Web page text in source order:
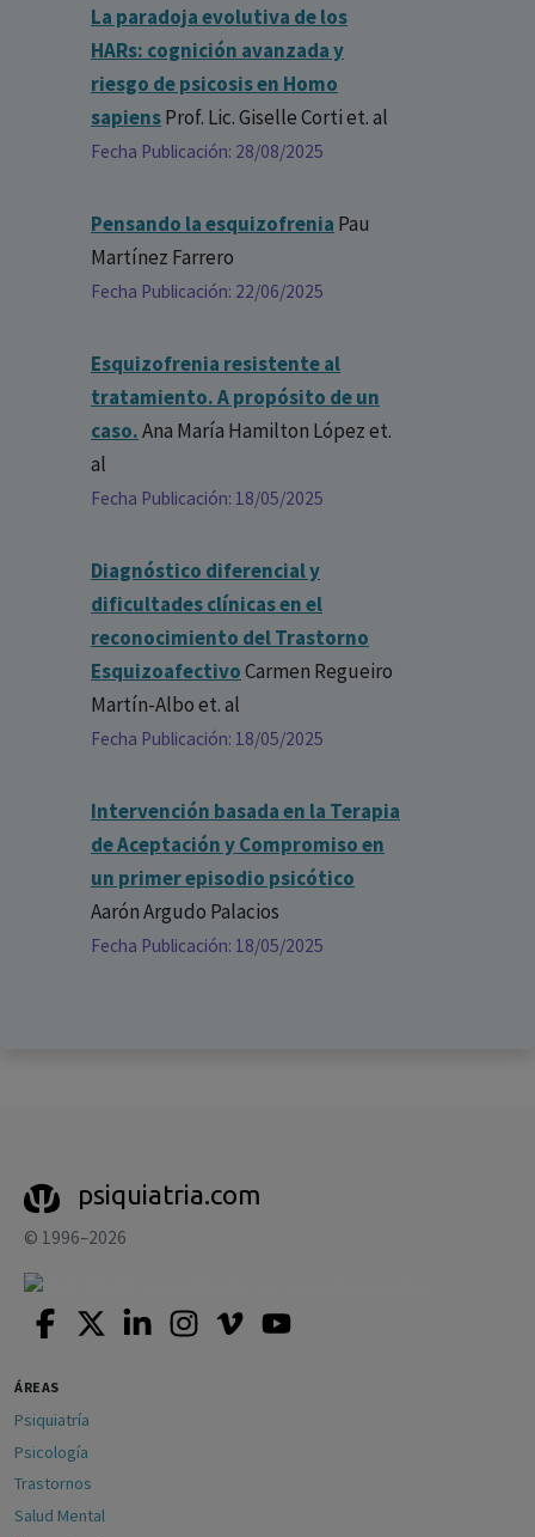
La paradoja evolutiva de los
HARs: cognición avanzada y
riesgo de psicosis en Homo
sapiensProf. Lic. Giselle Cortiet. al
Fecha Publicación: 28/08/2025
Pensando la esquizofrenia Pau
Martínez Farrero
Fecha Publicación: 22/06/2025
Esquizofrenia resistente al
tratamiento. A propósito de un
caso.Ana María Hamilton Lópezet.
al
Fecha Publicación: 18/05/2025
Diagnóstico diferencial y
dificultades clínicas en el
reconocimiento del Trastorno
EsquizoafectivoCarmen Regueiro
Martín-Alboet. al
Fecha Publicación: 18/05/2025
Intervención basada en la Terapia
de Aceptación y Compromiso en
un primer episodio psicótico
Aarón Argudo Palacios
Fecha Publicación: 18/05/2025
psiquiatria.com
© 1996–2026
ÁREAS
Psiquiatría
Psicología
Trastornos
Salud Mental